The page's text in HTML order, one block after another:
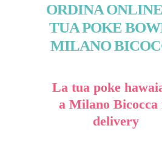
ORDINA
TUA POKE
MILANO
La tua poke
a Milano Bicocca
delivery